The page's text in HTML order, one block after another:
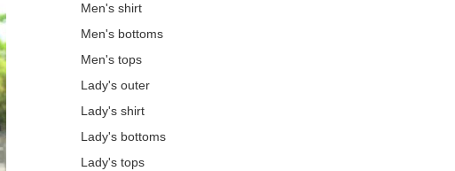
Men's shirt
Men's bottoms
Men's tops
Lady's outer
Lady's shirt
Lady's bottoms
Lady's tops